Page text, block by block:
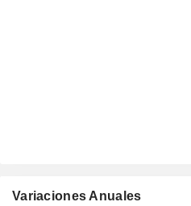
Variaciones Anuales